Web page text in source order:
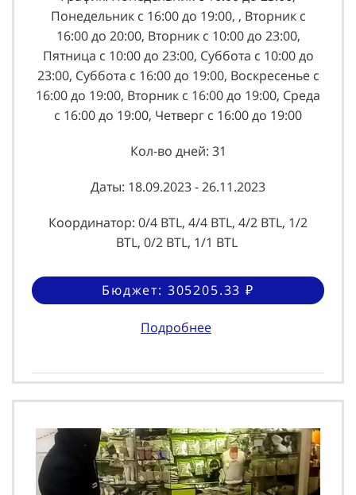
Понедельник с 16:00 до 19:00, , Вторник с
16:00 до 20:00, Вторник с 10:00 до 23:00,
Пятница с 10:00 до 23:00, Суббота с 10:00 до
23:00, Суббота с 16:00 до 19:00, Воскресенье с
16:00 до 19:00, Вторник с 16:00 до 19:00, Среда
с 16:00 до 19:00, Четверг с 16:00 до 19:00
Кол-во дней: 31
Даты: 18.09.2023 - 26.11.2023
Координатор: 0/4 BTL, 4/4 BTL, 4/2 BTL, 1/2
BTL, 0/2 BTL, 1/1 BTL
Бюджет: 305205.33 ₽
Подробнее